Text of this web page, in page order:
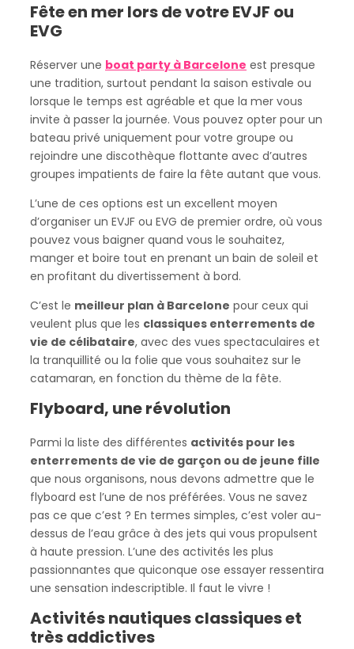
Fête en mer lors de votre EVJF ou
EVG
Réserver une boat party à Barcelone est presque
une tradition, surtout pendant la saison estivale ou
lorsque le temps est agréable et que la mer vous
invite à passer la journée. Vous pouvez opter pour un
bateau privé uniquement pour votre groupe ou
rejoindre une discothèque flottante avec d’autres
groupes impatients de faire la fête autant que vous.
L’une de ces options est un excellent moyen
d’organiser un EVJF ou EVG de premier ordre, où vous
pouvez vous baigner quand vous le souhaitez,
manger et boire tout en prenant un bain de soleil et
en profitant du divertissement à bord.
C’est le meilleur plan à Barcelone pour ceux qui
veulent plus que les classiques enterrements de
vie de célibataire, avec des vues spectaculaires et
la tranquillité ou la folie que vous souhaitez sur le
catamaran, en fonction du thème de la fête.
Flyboard, une révolution
Parmi la liste des différentes activités pour les
enterrements de vie de garçon ou de jeune fille
que nous organisons, nous devons admettre que le
flyboard est l’une de nos préférées. Vous ne savez
pas ce que c’est ? En termes simples, c’est voler au-
dessus de l’eau grâce à des jets qui vous propulsent
à haute pression. L’une des activités les plus
passionnantes que quiconque ose essayer ressentira
une sensation indescriptible. Il faut le vivre !
Activités nautiques classiques et
très addictives